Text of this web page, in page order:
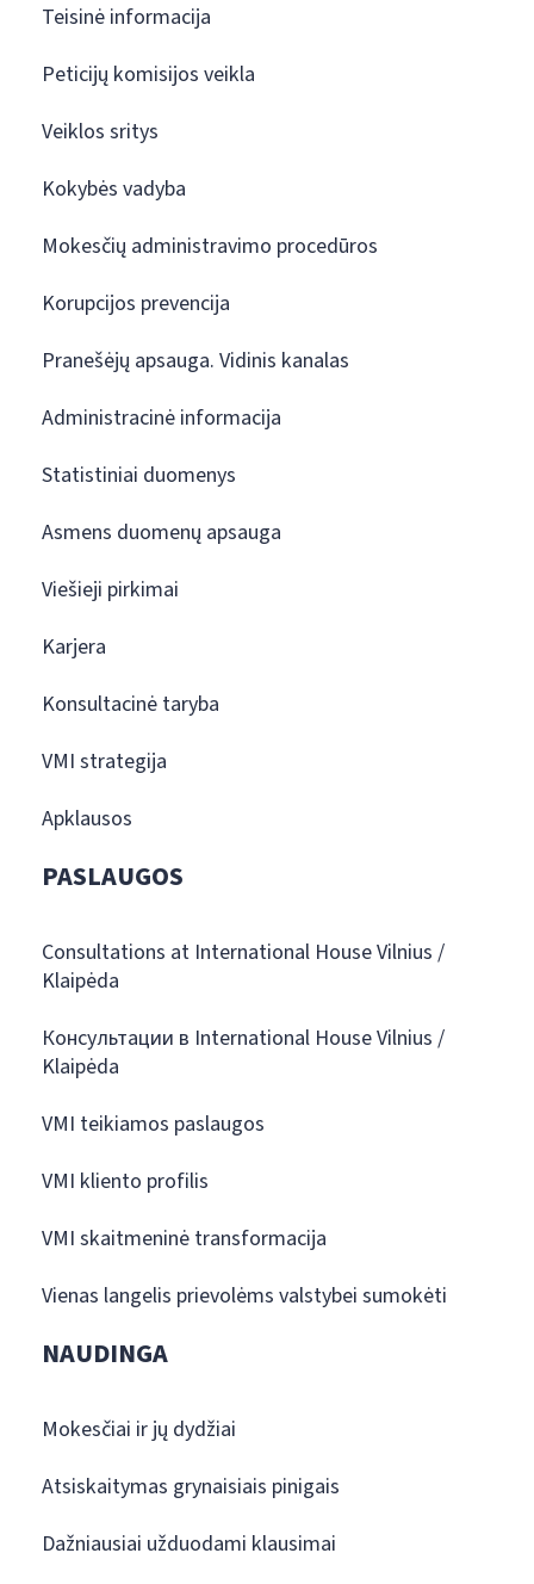
Teisinė informacija
Peticijų komisijos veikla
Veiklos sritys
Kokybės vadyba
Mokesčių administravimo procedūros
Korupcijos prevencija
Pranešėjų apsauga. Vidinis kanalas
Administracinė informacija
Statistiniai duomenys
Asmens duomenų apsauga
Viešieji pirkimai
Karjera
Konsultacinė taryba
VMI strategija
Apklausos
PASLAUGOS
Consultations at International House Vilnius /
Klaipėda
Консультации в International House Vilnius /
Klaipėda
VMI teikiamos paslaugos
VMI kliento profilis
VMI skaitmeninė transformacija
Vienas langelis prievolėms valstybei sumokėti
NAUDINGA
Mokesčiai ir jų dydžiai
Atsiskaitymas grynaisiais pinigais
Dažniausiai užduodami klausimai